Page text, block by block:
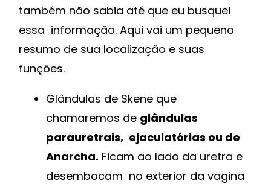
também não sabia até que eu busquei
essa informação. Aqui vai um pequeno
resumo de sua localização e suas
funções.
Glândulas de Skene que
chamaremos de glândulas
parauretrais, ejaculatórias ou de
Anarcha. Ficam ao lado da uretra e
desembocam no exterior da vagina